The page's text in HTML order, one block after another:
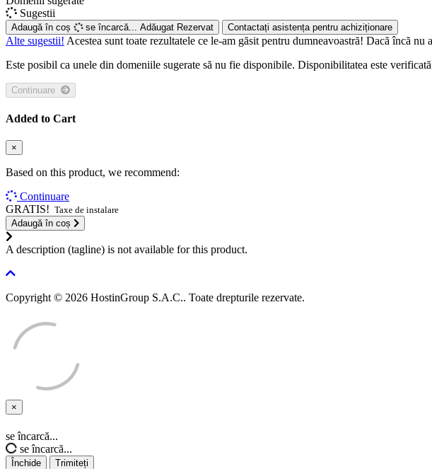
Sugestii
Adaugă în coș se încarcă... Adăugat Rezervat Contactați asistența pentru achiziționare
Alte sugestii! Acestea sunt toate rezultatele ce le-am găsit pentru dumneavoastră! Dacă încă
Este posibil ca unele din domeniile sugerate să nu fie disponibile. Disponibilitatea este
Added to Cart
×
Based on this product, we recommend:
Continuare
GRATIS! Taxe de instalare
Adaugă în coș
A description (tagline) is not available for this product.
Copyright © 2026 HostinGroup S.A.C.. Toate drepturile rezervate.
×
Închide
se încarcă...
se încarcă...
Închide Trimiteți